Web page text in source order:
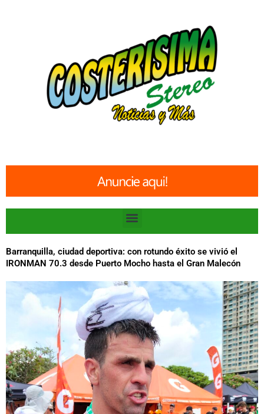
Menu
Barranquilla, ciudad deportiva: con rotundo éxito se vivió el
IRONMAN 70.3 desde Puerto Mocho hasta el Gran Malecón